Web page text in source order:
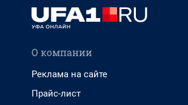
О компании
Реклама на сайте
Прайс-лист